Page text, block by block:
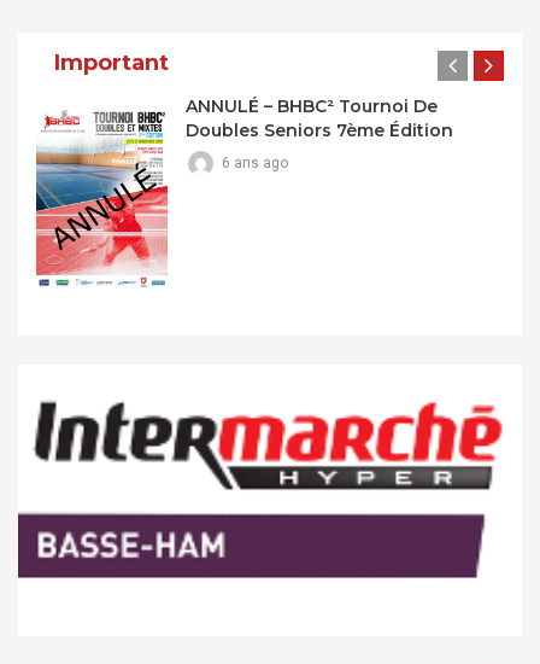
Important
ANNULÉ – BHBC² Tournoi De
Doubles Seniors 7ème Édition
6 ans ago